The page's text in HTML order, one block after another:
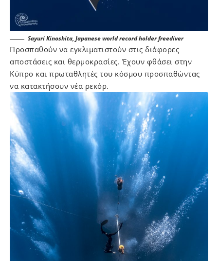
Sayuri Kinoshita, Japanese world record holder freediver
Προσπαθούν να εγκλιματιστούν στις διάφορες
αποστάσεις και θερμοκρασίες. Έχουν φθάσει στην
Κύπρο και πρωταθλητές του κόσμου προσπαθώντας
να κατακτήσουν νέα ρεκόρ.